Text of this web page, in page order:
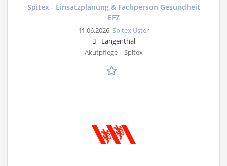
Spitex - Einsatzplanung & Fachperson Gesundheit
EFZ
11.06.2026, Spitex Uster
Langenthal
Akutpflege | Spitex